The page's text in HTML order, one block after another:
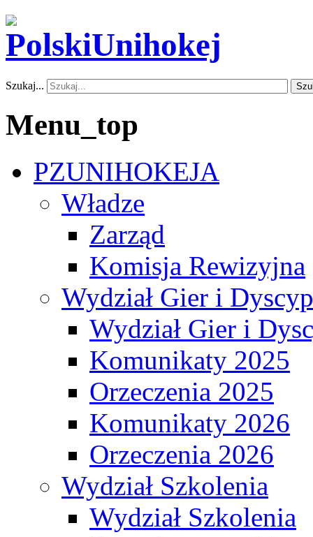
Szukaj...
Menu_top
PZUNIHOKEJA
Władze
Zarząd
Komisja Rewizyjna
Wydział Gier i
Wydział Gier i
Komunikaty 2025
Orzeczenia 2025
Komunikaty 2026
Orzeczenia 2026
Wydział Szkolenia
Wydział Szkolenia